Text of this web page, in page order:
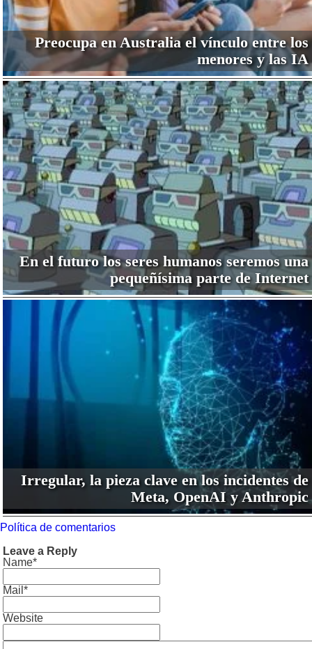
Preocupa en Australia el vínculo entre los
menores y las IA
En el futuro los seres humanos seremos una
pequeñísima parte de Internet
Irregular, la pieza clave en los incidentes de
Meta, OpenAI y Anthropic
Política de comentarios
Leave a Reply
Name*
Mail*
Website